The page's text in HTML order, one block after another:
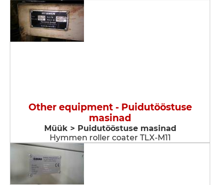
Other equipment - Puidutööstuse
masinad
Müük > Puidutööstuse masinad
Hymmen roller coater TLX-M11